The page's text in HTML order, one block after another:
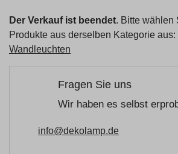
Der Verkauf ist beendet. Bitte wählen
Produkte aus derselben Kategorie aus:
Wandleuchten
Fragen Sie uns
Wir haben es selbst
info@dekolamp.de